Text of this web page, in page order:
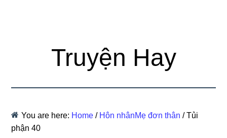
Truyện Hay
You are here: Home / Hôn nhânMẹ đơn thân /Tủi
phận 40